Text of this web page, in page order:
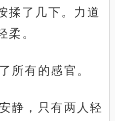
揉了几下。力道
柔。
所有的感官。
静，只有两人轻